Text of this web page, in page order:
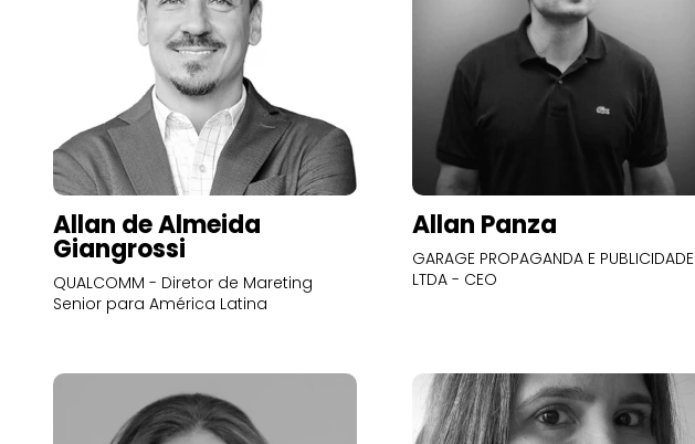
Allan de Almeida
Giangrossi
QUALCOMM - Diretor de Mareting
Senior para América Latina
Allan Panza
GARAGE PROPAGANDA E PUBLICIDADE
LTDA - CEO